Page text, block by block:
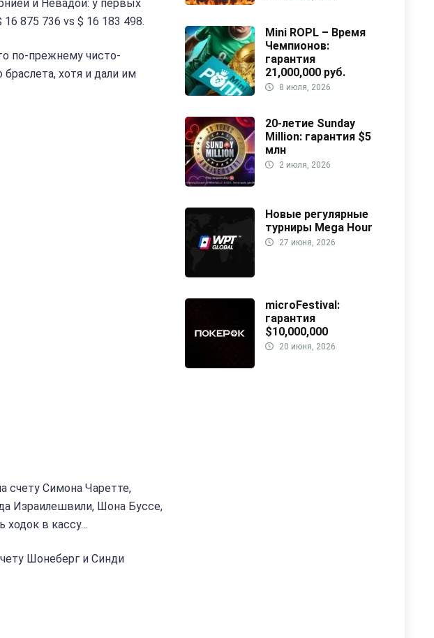
и Невадой: у первых
875 736 vs $ 16 183 498.
по-прежнему чисто-
хотя и дали им
счету Симона Чаретте,
Израилешвили, Шона Буссе,
ходок в кассу…
Шонеберг и Синди
Mini ROPL – Время
Чемпионов:
гарантия
21,000,000 руб.
8 июля, 2026
20-летие Sunday
Million: гарантия $5
млн
2 июля, 2026
Новые регулярные
турниры Mega Hour
27 июня, 2026
microFestival:
гарантия
$10,000,000
20 июня, 2026